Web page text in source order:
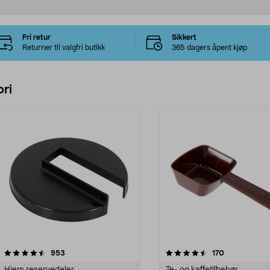
Fri retur
Returner til valgfri butikk
Sikkert
365 dagers åpent kjøp
953
4.5 av 5 stjerner 170anmeldelser
3.5 av 5 stjerner